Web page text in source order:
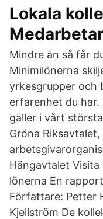
Lokala
Mindre än så får
Minimilönerna
yrkesgrupper och
erfarenhet du har.
gäller i vårt
Gröna
Hängavtalet
lönerna En
Författare: Petter
Kjellström De